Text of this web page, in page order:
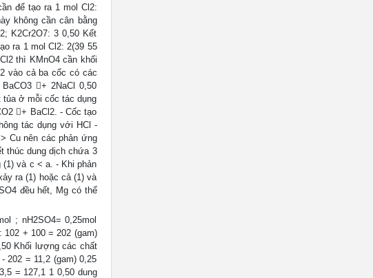
để tạo ra 1 mol Cl2:
không cần cân bằng
K2Cr2O7: 3 0,50 Kết
ra 1 mol Cl2: 2(39 55
thì KMnO4 cần khối
vào cả ba cốc có các
+ 2NaCl 0,50
tủa ở mỗi cốc tác dụng
+ BaCl2. - Cốc tạo
tác dụng với HCl -
Cu nên các phản ứng
thúc dung dịch chứa 3
và c < a. - Khi phản
ra (1) hoặc cả (1) và
đều hết, Mg có thể
; nH2SO4= 0,25mol
102 + 100 = 202 (gam)
Khối lượng các chất
202 = 11,2 (gam) 0,25
= 127,1 1 0,50 dung